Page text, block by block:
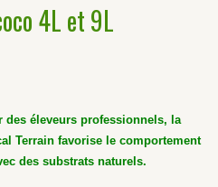
4L et 9L
des éleveurs professionnels, la
Terrain favorise le comportement
des substrats naturels.